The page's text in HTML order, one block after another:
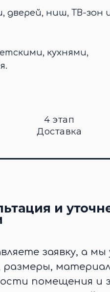
дверей, ниш, ТВ-зон
кухнями,
4 этап
Доставка
и
заявку, а
размеры,
помещения и